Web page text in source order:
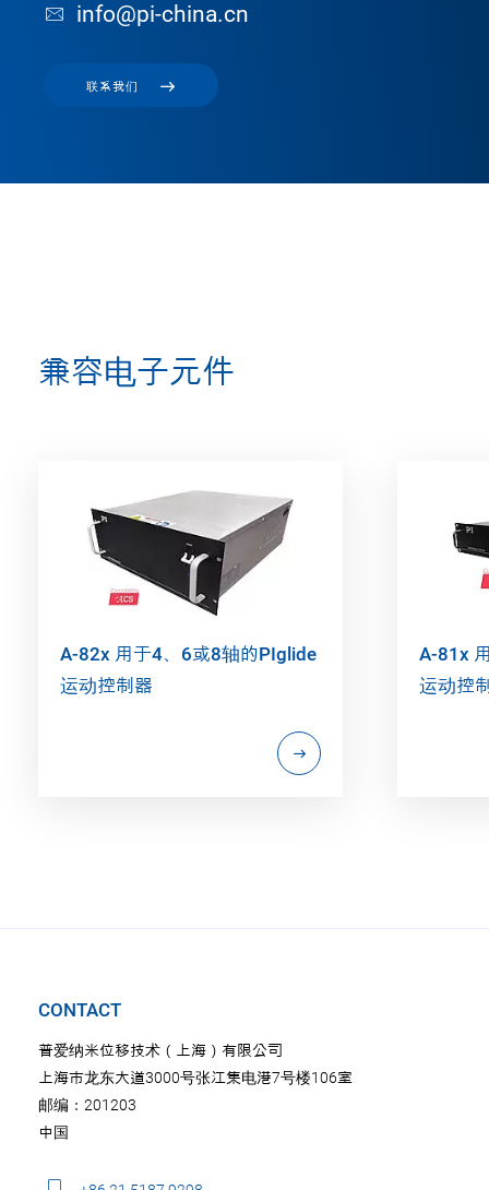
info@pi-china.cn
联系我们
兼容电子元件
A-82x 用于4、6或8轴的PIglide
运动控制器
A-81x
运动控
CONTACT
普爱纳米位移技术（上海）有限公司
上海市龙东大道3000号张江集电港7号楼106室
邮编：201203
中国